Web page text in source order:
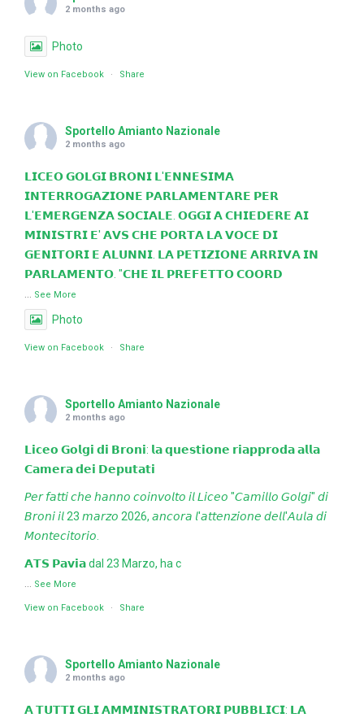
2 months ago
Photo
View on Facebook · Share
Sportello Amianto Nazionale
2 months ago
𝗟𝗜𝗖𝗘𝗢 𝗚𝗢𝗟𝗚𝗜 𝗕𝗥𝗢𝗡𝗜 𝗟'𝗘𝗡𝗡𝗘𝗦𝗜𝗠𝗔
𝗜𝗡𝗧𝗘𝗥𝗥𝗢𝗚𝗔𝗭𝗜𝗢𝗡𝗘 𝗣𝗔𝗥𝗟𝗔𝗠𝗘𝗡𝗧𝗔𝗥𝗘 𝗣𝗘𝗥
𝗟'𝗘𝗠𝗘𝗥𝗚𝗘𝗡𝗭𝗔 𝗦𝗢𝗖𝗜𝗔𝗟𝗘. 𝗢𝗚𝗚𝗜 𝗔 𝗖𝗛𝗜𝗘𝗗𝗘𝗥𝗘 𝗔𝗜
𝗠𝗜𝗡𝗜𝗦𝗧𝗥𝗜 𝗘' 𝗔𝗩𝗦 𝗖𝗛𝗘 𝗣𝗢𝗥𝗧𝗔 𝗟𝗔 𝗩𝗢𝗖𝗘 𝗗𝗜
𝗚𝗘𝗡𝗜𝗧𝗢𝗥𝗜 𝗘 𝗔𝗟𝗨𝗡𝗡𝗜. 𝗟𝗔 𝗣𝗘𝗧𝗜𝗭𝗜𝗢𝗡𝗘 𝗔𝗥𝗥𝗜𝗩𝗔 𝗜𝗡
𝗣𝗔𝗥𝗟𝗔𝗠𝗘𝗡𝗧𝗢. "𝗖𝗛𝗘 𝗜𝗟 𝗣𝗥𝗘𝗙𝗘𝗧𝗧𝗢 𝗖𝗢𝗢𝗥𝗗
See More
Photo
View on Facebook · Share
Sportello Amianto Nazionale
2 months ago
𝗟𝗶𝗰𝗲𝗼 𝗚𝗼𝗹𝗴𝗶 𝗱𝗶 𝗕𝗿𝗼𝗻𝗶: 𝗹𝗮 𝗾𝘂𝗲𝘀𝘁𝗶𝗼𝗻𝗲 𝗿𝗶𝗮𝗽𝗽𝗿𝗼𝗱𝗮 𝗮𝗹𝗹𝗮
𝗖𝗮𝗺𝗲𝗿𝗮 𝗱𝗲𝗶 𝗗𝗲𝗽𝘂𝘁𝗮𝘁𝗶
𝘗𝘦𝘳 𝘧𝘢𝘵𝘵𝘪 𝘤𝘩𝘦 𝘩𝘢𝘯𝘯𝘰 𝘤𝘰𝘪𝘯𝘷𝘰𝘭𝘵𝘰 𝘪𝘭 𝘓𝘪𝘤𝘦𝘰 "𝘊𝘢𝘮𝘪𝘭𝘭𝘰 𝘎𝘰𝘭𝘨𝘪" 𝘥𝘪
𝘉𝘳𝘰𝘯𝘪 𝘪𝘭 23 𝘮𝘢𝘳𝘻𝘰 2026, 𝘢𝘯𝘤𝘰𝘳𝘢 𝘭'𝘢𝘵𝘵𝘦𝘯𝘻𝘪𝘰𝘯𝘦 𝘥𝘦𝘭𝘭'𝘈𝘶𝘭𝘢 𝘥𝘪
𝘔𝘰𝘯𝘵𝘦𝘤𝘪𝘵𝘰𝘳𝘪𝘰.
𝗔𝗧𝗦 𝗣𝗮𝘃𝗶𝗮 dal 23 Marzo, ha c
See More
View on Facebook · Share
Sportello Amianto Nazionale
2 months ago
𝗔 𝗧𝗨𝗧𝗧𝗜 𝗚𝗟𝗜 𝗔𝗠𝗠𝗜𝗡𝗜𝗦𝗧𝗥𝗔𝗧𝗢𝗥𝗜 𝗣𝗨𝗕𝗕𝗟𝗜𝗖𝗜: 𝗟𝗔